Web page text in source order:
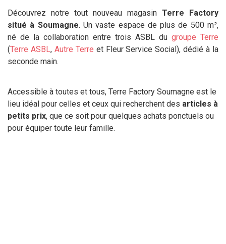
Découvrez notre tout nouveau magasin Terre Factory
situé à Soumagne. Un vaste espace de plus de 500 m²,
né de la collaboration entre trois ASBL du groupe Terre
(Terre ASBL, Autre Terre et Fleur Service Social), dédié à la
seconde main.
Accessible à toutes et tous, Terre Factory Soumagne est le
lieu idéal pour celles et ceux qui recherchent des articles à
petits prix, que ce soit pour quelques achats ponctuels ou
pour équiper toute leur famille.